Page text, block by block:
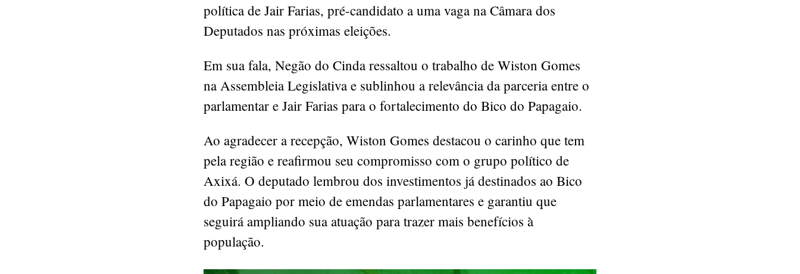
política de Jair Farias, pré-candidato a uma vaga na Câmara dos
Deputados nas próximas eleições.
Em sua fala, Negão do Cinda ressaltou o trabalho de Wiston Gomes
na Assembleia Legislativa e sublinhou a relevância da parceria entre o
parlamentar e Jair Farias para o fortalecimento do Bico do Papagaio.
Ao agradecer a recepção, Wiston Gomes destacou o carinho que tem
pela região e reafirmou seu compromisso com o grupo político de
Axixá. O deputado lembrou dos investimentos já destinados ao Bico
do Papagaio por meio de emendas parlamentares e garantiu que
seguirá ampliando sua atuação para trazer mais benefícios à
população.